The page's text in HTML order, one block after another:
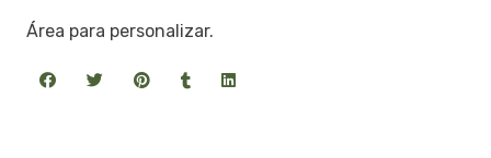
Área para personalizar.